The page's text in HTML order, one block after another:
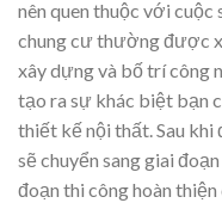
nên quen thuộc với cuộc
chung cư thường được
xây dựng và bố trí công
tạo ra sự khác biệt bạn
thiết kế nội thất. Sau
sẽ chuyển sang giai
đoạn thi công hoàn